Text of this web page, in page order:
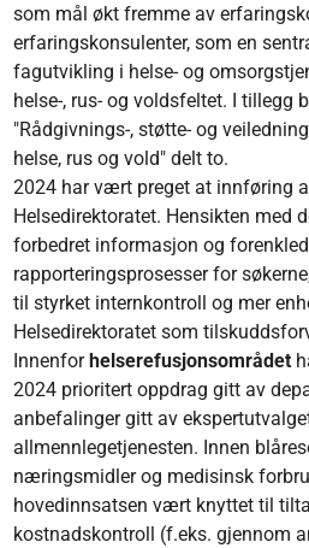
som mål økt fremme av
erfaringskonsulenter, som en
fagutvikling i helse- og
helse-, rus- og voldsfeltet. I tillegg
"Rådgivnings-, støtte- og
helse, rus og vold" delt to.
2024 har vært preget at innføring
Helsedirektoratet. Hensikten med
forbedret informasjon og
rapporteringsprosesser for
til styrket internkontroll og mer
Helsedirektoratet som
Innenforhelserefusjonsområdet
2024 prioritert oppdrag gitt av
anbefalinger gitt av
allmennlegetjenesten. Innen
næringsmidler og medisinsk
hovedinnsatsen vært knyttet til
kostnadskontroll (f.eks. gjennom